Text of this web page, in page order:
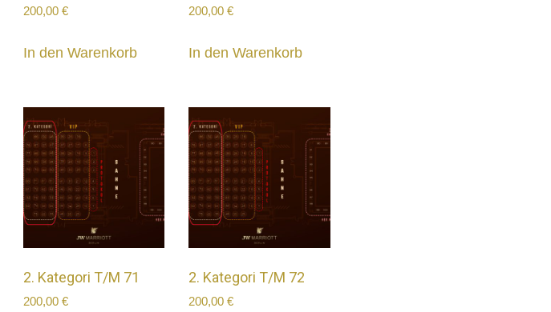
200,00 €
In den Warenkorb
200,00€
In den Warenkorb
2. Kategori T/M 71
200,00 €
2. Kategori T/M 72
200,00€